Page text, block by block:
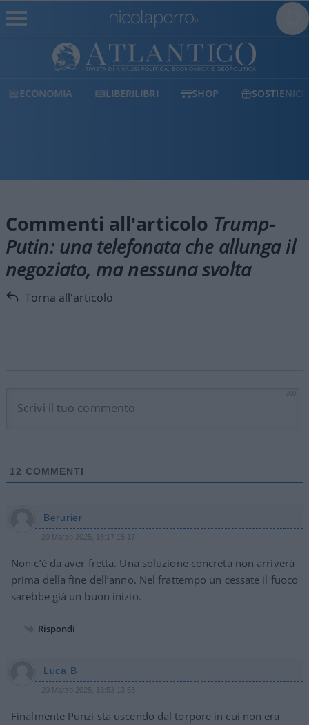
ECONOMIA LIBERILIBRI SHOP SOSTIENICI
Commenti all'articolo Trump-
Putin: una telefonata che allunga il
negoziato, ma nessuna svolta
Torna all'articolo
12 COMMENTI
Berurier
20 Marzo 2025, 15:17 15:17
Non c’è da aver fretta. Una soluzione concreta non arriverà
prima della fine dell’anno. Nel frattempo un cessate il fuoco
sarebbe già un buon inizio.
Rispondi
Luca B
20 Marzo 2025, 13:53 13:53
Finalmente Punzi sta uscendo dal torpore in cui non era